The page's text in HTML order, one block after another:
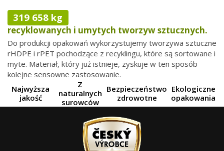
319 658 kg
recyklowanych i umytych tworzyw sztucznych.
Do produkcji opakowań wykorzystujemy tworzywa sztuczne
rHDPE i rPET pochodzące z recyklingu, które są sortowane i
myte. Materiał, który już istnieje, zyskuje w ten sposób
kolejne sensowne zastosowanie.
Najwyższa
jakość
Z
naturalnych
surowców
Bezpieczeństwo
zdrowotne
Ekologiczne
opakowania